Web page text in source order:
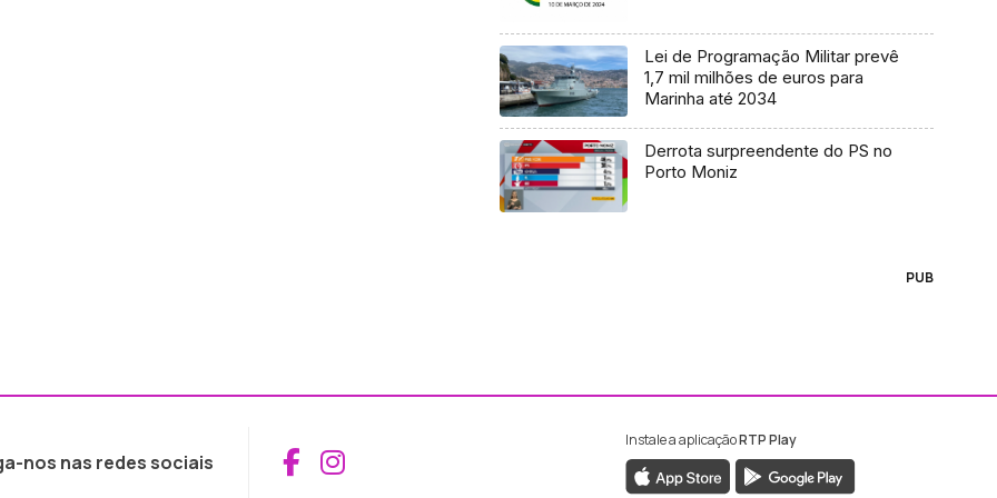
Lei de Programação Militar prevê
1,7 mil milhões de euros para
Marinha até 2034
Derrota surpreendente do PS no
Porto Moniz
PUB
nos nas redes sociais Aceder ao Facebook da RTP Madeira
Aceder ao Instagram da RTP Madeira
Instale a aplicaçãoRTP Play